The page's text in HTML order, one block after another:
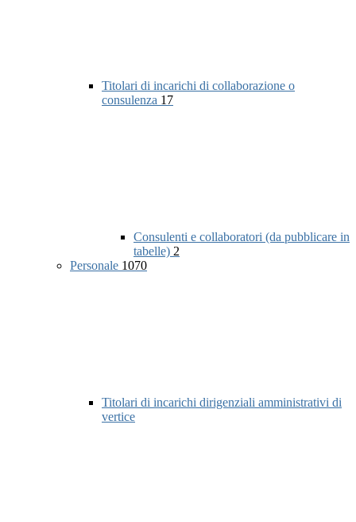
Titolari di incarichi di collaborazione o
consulenza 17
Consulenti e collaboratori (da pubblicare in
tabelle) 2
Personale 1070
Titolari di incarichi dirigenziali amministrativi di
vertice